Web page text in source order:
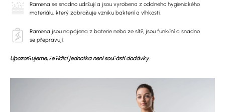
Ramena se snadno udržují a jsou vyrobena z odolného hygienického
materiálu, který zabraňuje vzniku bakterií a vlhkosti.
Ramena jsou napájena z baterie nebo ze sítě, jsou funkční a snadno
se přepravují.
Upozorňujeme, že řídicí jednotka není součástí dodávky.